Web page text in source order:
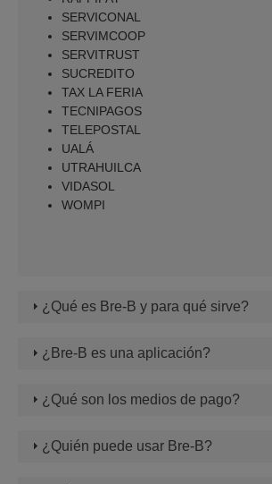
SERVICONAL
SERVIMCOOP
SERVITRUST
SUCREDITO
TAX LA FERIA
TECNIPAGOS
TELEPOSTAL
UALÁ
UTRAHUILCA
VIDASOL
WOMPI
¿Qué es Bre-B y para qué sirve?
¿Bre-B es una aplicación?
¿Qué son los medios de pago?
¿Quién puede usar Bre-B?